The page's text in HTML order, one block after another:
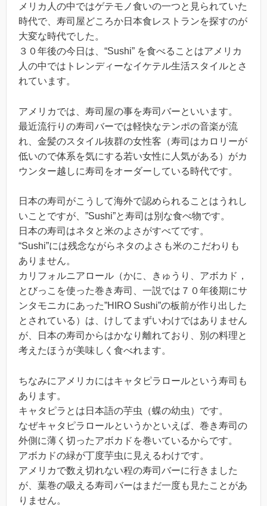
メリカ人の中ではゲテモノ食いの一つと見られていた
時代で、寿司屋どころか日本食レストランを探すのが
大変な時代でした。
３０年後の今日は、“Sushi” を食べることはアメリカ
人の中ではトレンディーなイケテル生活スタイルとさ
れています。
アメリカでは、寿司屋の事を寿司バーといいます。
最近流行りの寿司バーでは軽快なテンポの音楽が流
れ、金髪のスタイル抜群の女性客（寿司はカロリーが
低いので体系を気にする若い女性に人気がある）がカ
ウンター越しに寿司をオーダーしている時代です。
日本の寿司がこうして海外で認められることはうれし
いことですが、”Sushi”と寿司は別な食べ物です。
日本の寿司はネタと米のよさがすべてです。
“Sushi”には残念ながらネタのよさも米のこだわりも
ありません。
カリフォルニアロール（かに、きゅうり、アボカド，
とびっこを使った巻き寿司、一説では７０年後期にサ
ンタモニカにあった”HIRO Sushi”の板前が作り出した
とされている）は、けしてまずいわけではありません
が、日本の寿司からはかなり離れており、別の料理と
考えたほうが美味しく食べれます。
ちなみにアメリカにはキャタピラロールという寿司も
あります。
キャタピラとは日本語の芋虫（蝶の幼虫）です。
なぜキャタピラロールというかといえば、巻き寿司の
外側に薄く切ったアボカドを巻いているからです。
アボカドの緑が丁度芋虫に見えるわけです。
アメリカで数え切れない程の寿司バーに行きました
が、葉巻の吸える寿司バーはまだ一度も見たことがあ
りません。